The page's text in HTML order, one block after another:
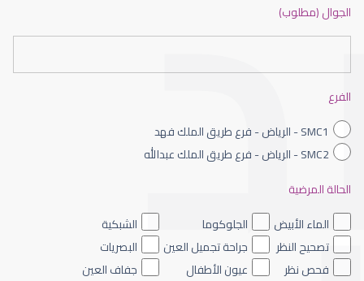
عيون الاطفال الملونه
الجوال (مطلوب)
الفرع
SMC1 - الرياض - فرع طريق الملك فهد
SMC2 - الرياض - فرع طريق الملك عبدالله
الحالة المرضية
الماء الأبيض
الجلوكوما
الشبكية
تصحيح النظر
جراحة تجميل العين
البصريات
فحص نظر
عيون الأطفال جفاف العين